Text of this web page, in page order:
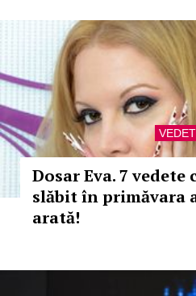
Dosar Eva. 7 vedete
slăbit în primăvara
arată!